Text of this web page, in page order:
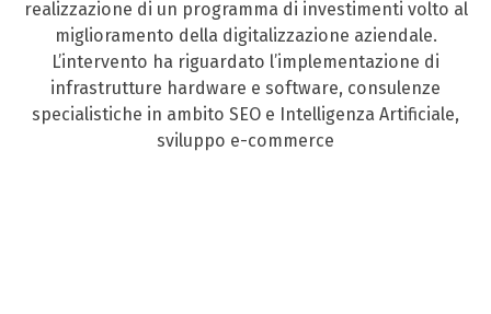
realizzazione di un programma di investimenti volto al
miglioramento della digitalizzazione aziendale.
L’intervento ha riguardato l’implementazione di
infrastrutture hardware e software, consulenze
specialistiche in ambito SEO e Intelligenza Artificiale,
sviluppo e-commerce